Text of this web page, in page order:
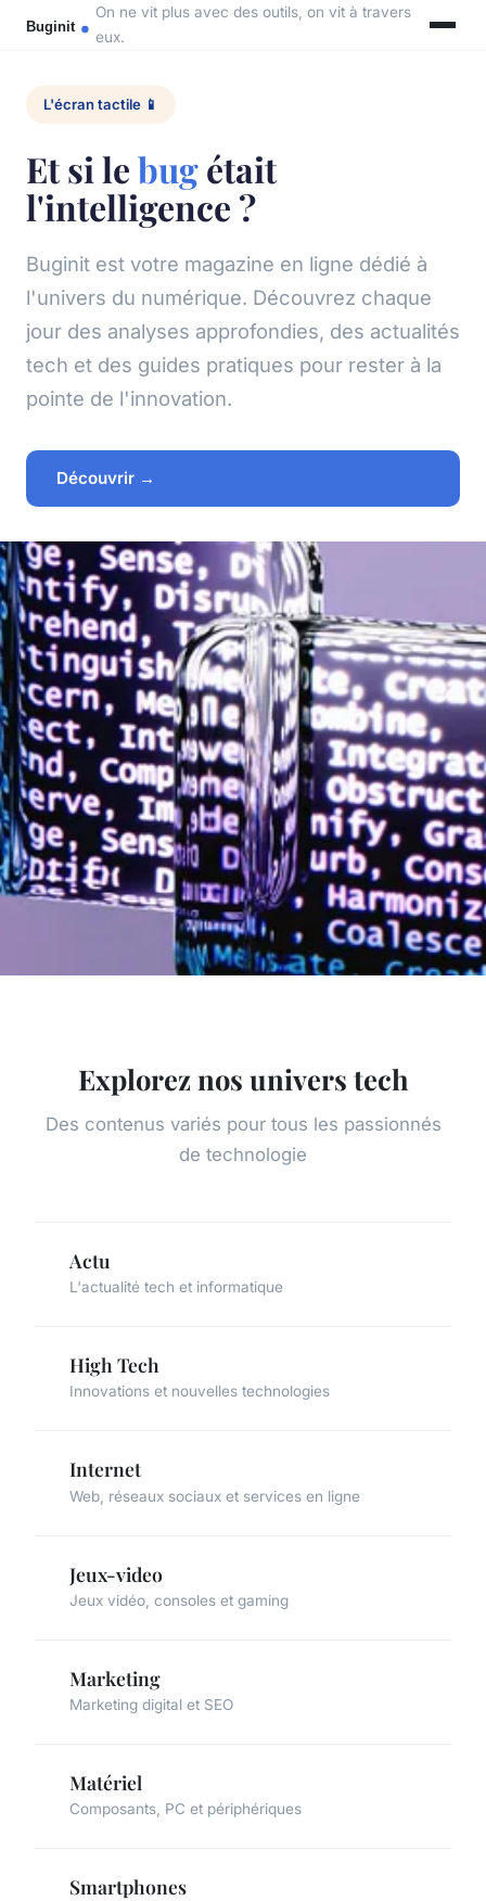
On ne vit plus avec des outils, on vit à travers
eux.
L'écran tactile 📱
Et si lebugétait
l'intelligence ?
Buginit est votre magazine en ligne dédié à
l'univers du numérique. Découvrez chaque
jour des analyses approfondies, des actualités
tech et des guides pratiques pour rester à la
pointe de l'innovation.
Découvrir →
Explorez nos univers tech
Des contenus variés pour tous les passionnés
de technologie
Actu
L'actualité tech et informatique
High Tech
Innovations et nouvelles technologies
Internet
Web, réseaux sociaux et services en ligne
Jeux-video
Jeux vidéo, consoles et gaming
Marketing
Marketing digital et SEO
Matériel
Composants, PC et périphériques
Smartphones